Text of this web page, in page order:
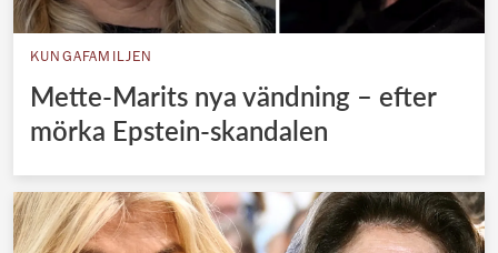
KUNGAFAMILJEN
Mette-Marits nya vändning – efter
mörka Epstein-skandalen